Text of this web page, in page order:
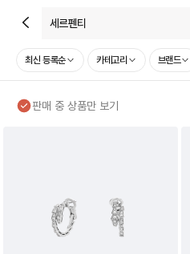
최신 등록순 카테고리 브랜드
판매 중 상품만 보기